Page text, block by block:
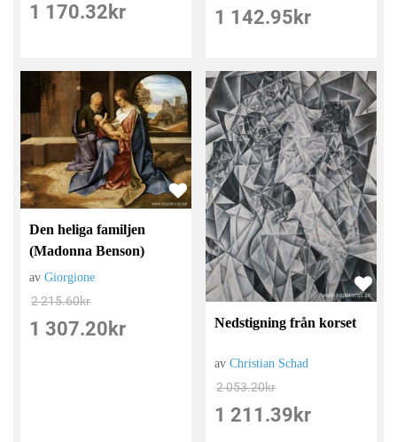
1 170.32 kr 1 142.95 kr
Den heliga familjen
(Madonna Benson)
avGiorgione
2 215.60kr
1 307.20 kr Nedstigning från korset
avChristian Schad
2 053.20kr
1 211.39 kr